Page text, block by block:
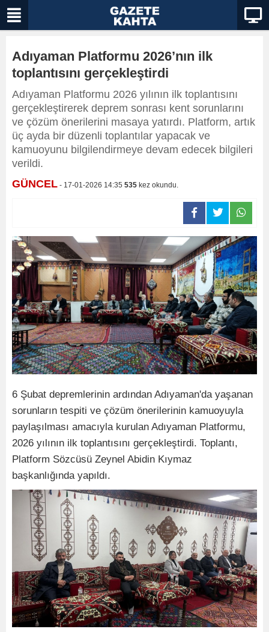
Adıyaman Platformu 2026’nın ilk
toplantısını gerçekleştirdi
Adıyaman Platformu 2026 yılının ilk toplantısını
gerçekleştirerek deprem sonrası kent sorunlarını
ve çözüm önerilerini masaya yatırdı. Platform, artık
üç ayda bir düzenli toplantılar yapacak ve
kamuoyunu bilgilendirmeye devam edecek bilgileri
verildi.
GÜNCEL - 17-01-2026 14:35 535 kez okundu.
6 Şubat depremlerinin ardından Adıyaman'da yaşanan
sorunların tespiti ve çözüm önerilerinin kamuoyuyla
paylaşılması amacıyla kurulan Adıyaman Platformu,
2026 yılının ilk toplantısını gerçekleştirdi. Toplantı,
Platform Sözcüsü Zeynel Abidin Kıymaz
başkanlığında yapıldı.